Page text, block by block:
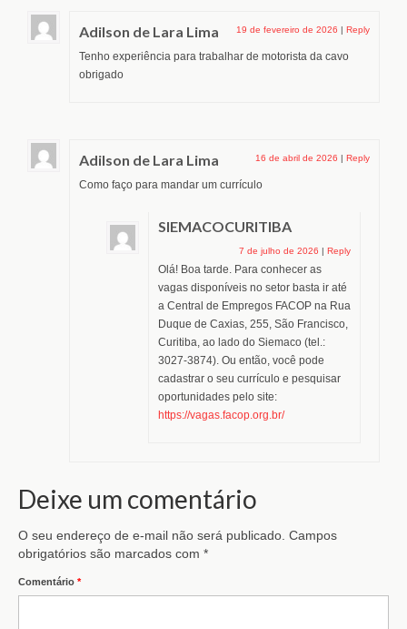
Adilson de Lara Lima 19 de fevereiro de 2026 | Reply
Tenho experiência para trabalhar de motorista da cavo
obrigado
Adilson de Lara Lima 16 de abril de 2026 | Reply
Como faço para mandar um currículo
SIEMACOCURITIBA
7 de julho de 2026 | Reply
Olá! Boa tarde. Para conhecer as
vagas disponíveis no setor basta ir até
a Central de Empregos FACOP na Rua
Duque de Caxias, 255, São Francisco,
Curitiba, ao lado do Siemaco (tel.:
3027-3874). Ou então, você pode
cadastrar o seu currículo e pesquisar
oportunidades pelo site:
https://vagas.facop.org.br/
Deixe um comentário
O seu endereço de e-mail não será publicado. Campos
obrigatórios são marcados com *
Comentário *